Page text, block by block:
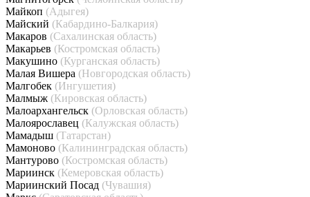
Майкоп (Адыгея)
Майский (Кабардино-Балкария)
Макаров (Сахалинская область)
Макарьев (Костромская область)
Макушино (Курганская область)
Малая Вишера (Новгородская область)
Малгобек (Ингушетия)
Малмыж (Кировская область)
Малоархангельск (Орловская область)
Малоярославец (Калужская область)
Мамадыш (Татарстан)
Мамоново (Калининградская область)
Мантурово (Костромская область)
Мариинск (Кемеровская область)
Мариинский Посад (Чувашия)